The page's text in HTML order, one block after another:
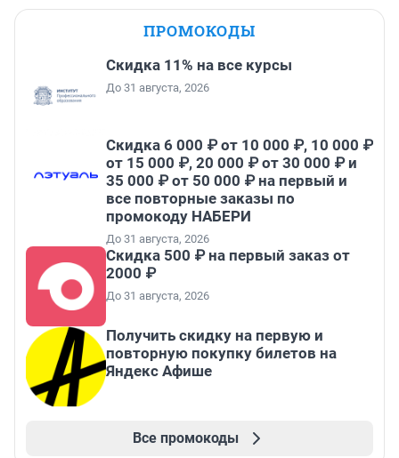
ПРОМОКОДЫ
Скидка 11% на все курсы
До 31 августа, 2026
Скидка 6 000 ₽ от 10 000 ₽, 10 000 ₽
от 15 000 ₽, 20 000 ₽ от 30 000 ₽ и
35 000 ₽ от 50 000 ₽ на первый и
все повторные заказы по
промокоду НАБЕРИ
До 31 августа, 2026
Скидка 500 ₽ на первый заказ от
2000 ₽
До 31 августа, 2026
Получить скидку на первую и
повторную покупку билетов на
Яндекс Афише
Все промокоды